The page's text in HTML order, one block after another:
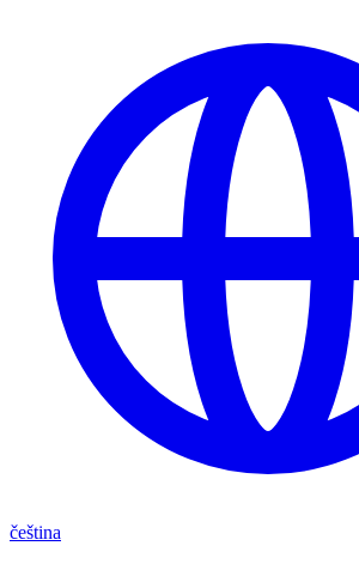
čeština